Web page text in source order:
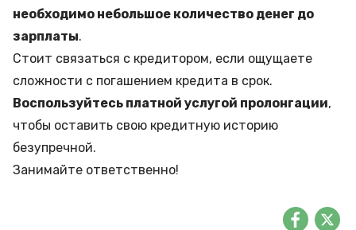
необходимо небольшое количество денег до
зарплаты.
Стоит связаться с кредитором, если ощущаете
сложности с погашением кредита в срок.
Воспользуйтесь платной услугой пролонгации,
чтобы оставить свою кредитную историю
безупречной.
Занимайте ответственно!